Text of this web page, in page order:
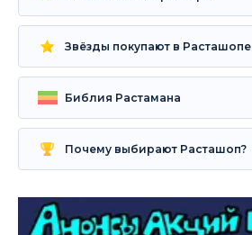
Звёзды покупают в Расташопе
Библия Растамана
Почему выбирают Расташоп?